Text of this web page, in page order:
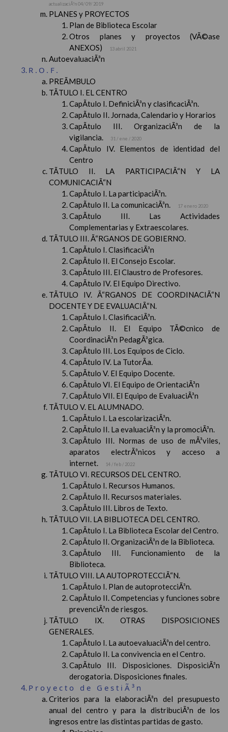
actualizaciÃ³n 04/ 09/ 2019
PLANES y PROYECTOS
Plan de Biblioteca Escolar
Otros planes y proyectos (VÃ©ase
ANEXOS)
13 abril 2021
AutoevaluaciÃ³n
R.O.F.
PREÃMBULO
TÃTULO I. EL CENTRO
CapÃ­tulo I. DefiniciÃ³n y clasificaciÃ³n.
CapÃ­tulo II. Jornada, Calendario y Horarios
CapÃ­tulo III. OrganizaciÃ³n de la
vigilancia.
31 / ene / 2020
CapÃ­tulo IV. Elementos de identidad del
Centro
TÃTULO II. LA PARTICIPACIÃ“N Y LA
COMUNICACIÃ“N
CapÃ­tulo I. La participaciÃ³n.
CapÃ­tulo II. La comunicaciÃ³n.
17 enero 2020
CapÃ­tulo III. Las Actividades
Complementarias y Extraescolares.
TÃTULO III. Ã“RGANOS DE GOBIERNO.
CapÃ­tulo I. ClasificaciÃ³n
CapÃ­tulo II. El Consejo Escolar.
CapÃ­tulo III. El Claustro de Profesores.
CapÃ­tulo IV. El Equipo Directivo.
TÃTULO IV. Ã“RGANOS DE COORDINACIÃ“N
DOCENTE Y DE EVALUACIÃ“N.
CapÃ­tulo I. ClasificaciÃ³n.
CapÃ­tulo II. El Equipo TÃ©cnico de
CoordinaciÃ³n PedagÃ³gica.
CapÃ­tulo III. Los Equipos de Ciclo.
CapÃ­tulo IV. La TutorÃ­a.
CapÃ­tulo V. El Equipo Docente.
CapÃ­tulo VI. El Equipo de OrientaciÃ³n
CapÃ­tulo VII. El Equipo de EvaluaciÃ³n
TÃTULO V. EL ALUMNADO.
CapÃ­tulo I. La escolarizaciÃ³n.
CapÃ­tulo II. La evaluaciÃ³n y la promociÃ³n.
CapÃ­tulo III. Normas de uso de mÃ³viles,
aparatos electrÃ³nicos y acceso a
internet.
14 / feb / 2022
TÃTULO VI. RECURSOS DEL CENTRO.
CapÃ­tulo I. Recursos Humanos.
CapÃ­tulo II. Recursos materiales.
CapÃ­tulo III. Libros de Texto.
TÃTULO VII. LA BIBLIOTECA DEL CENTRO.
CapÃ­tulo I. La Biblioteca Escolar del Centro.
CapÃ­tulo II. OrganizaciÃ³n de la Biblioteca.
CapÃ­tulo III. Funcionamiento de la
Biblioteca.
TÃTULO VIII. LA AUTOPROTECCIÃ“N.
CapÃ­tulo I. Plan de autoprotecciÃ³n.
CapÃ­tulo II. Competencias y funciones sobre
prevenciÃ³n de riesgos.
TÃTULO IX. OTRAS DISPOSICIONES
GENERALES.
CapÃ­tulo I. La autoevaluaciÃ³n del centro.
CapÃ­tulo II. La convivencia en el Centro.
CapÃ­tulo III. Disposiciones. DisposiciÃ³n
derogatoria. Disposiciones finales.
Proyecto de GestiÃ³n
Criterios para la elaboraciÃ³n del presupuesto
anual del centro y para la distribuciÃ³n de los
ingresos entre las distintas partidas de gasto.